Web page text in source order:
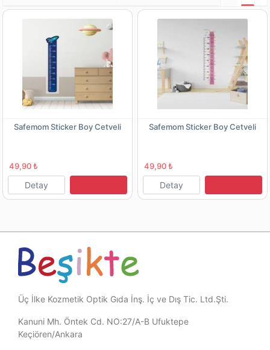
Safemom Sticker Boy Cetveli
49,90 ₺
Detay
Safemom Sticker Boy Cetveli
49,90 ₺
Detay
Üç İlke Kozmetik Optik Gıda İnş. İç ve Dış Tic. Ltd.Şti.
Kanuni Mh. Öntek Cd. NO:27/A-B Ufuktepe
Keçiören/Ankara